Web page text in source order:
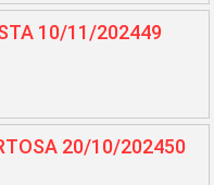
10/11/202449
20/10/202450